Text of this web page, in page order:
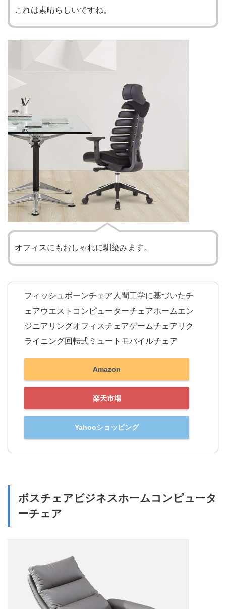
これは素晴らしいですね。
オフィスにもおしゃれに馴染みます。
フィッシュボーンチェア人間工学に基づいたチ
ェアウエストコンピューターチェアホームエン
ジニアリングオフィスチェアゲームチェアリク
ライニング回転式ミュートモバイルチェア
Amazon
楽天市場
Yahooショッピング
ボスチェアビジネスホームコンピュータ
ーチェア